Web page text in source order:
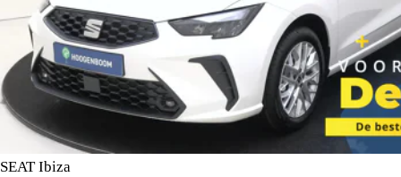
SEAT Ibiza